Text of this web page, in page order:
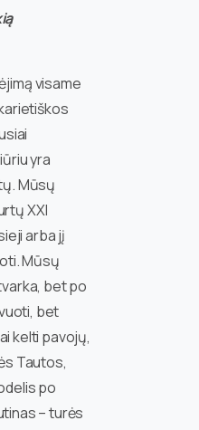
visame
yra
Mūsų
XXI
arba jį
Mūsų
bet po
bet
kelti pavojų,
Tautos,
po
– turės